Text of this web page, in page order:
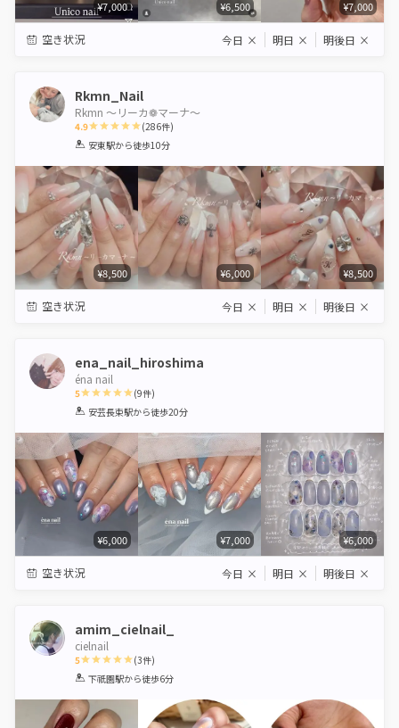
¥7,000 ¥6,500 ¥7,000
空き状況 今日 × 明日 × 明後日 ×
Rkmn_Nail
Rkmn 〜リーカ❁マーナ〜
4.9
1 2 3 4 5
(286件)
安東駅から徒歩10分
¥8,500 ¥6,000 ¥8,500
空き状況 今日 × 明日 × 明後日 ×
ena_nail_hiroshima
éna nail
5
1 2 3 4 5
(9件)
安芸長束駅から徒歩20分
¥6,000 ¥7,000 ¥6,000
空き状況 今日 × 明日 × 明後日 ×
amim_cielnail_
cielnail
5
1 2 3 4 5
(3件)
下祇園駅から徒歩6分